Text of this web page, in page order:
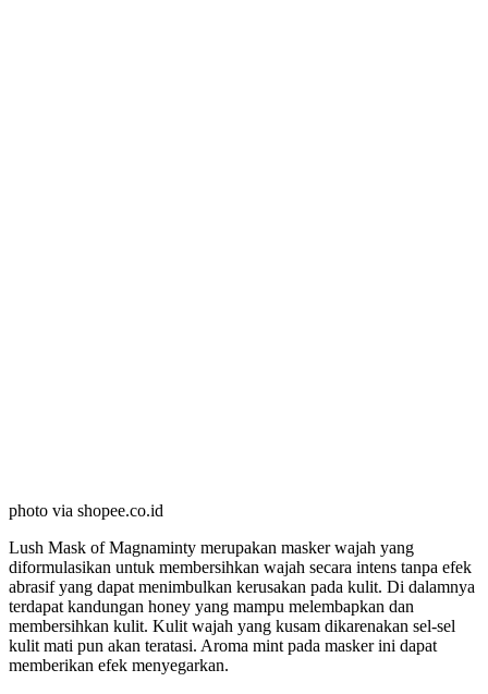
photo via shopee.co.id
Lush Mask of Magnaminty merupakan masker wajah yang
diformulasikan untuk membersihkan wajah secara intens tanpa efek
abrasif yang dapat menimbulkan kerusakan pada kulit. Di dalamnya
terdapat kandungan honey yang mampu melembapkan dan
membersihkan kulit. Kulit wajah yang kusam dikarenakan sel-sel
kulit mati pun akan teratasi. Aroma mint pada masker ini dapat
memberikan efek menyegarkan.